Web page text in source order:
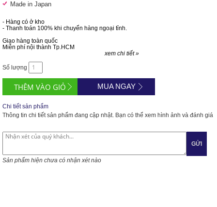
Made in Japan
- Hàng có ở kho
- Thanh toán 100% khi chuyển hàng ngoại tỉnh.
Giao hàng toàn quốc
Miễn phí nội thành Tp.HCM
xem chi tiết »
Số lượng
MUA NGAY
Chi tiết sản phẩm
Thông tin chi tiết sản phẩm đang cập nhật. Bạn có thể xem hình ảnh và đánh giá
GỬI
Sản phẩm hiện chưa có nhận xét nào